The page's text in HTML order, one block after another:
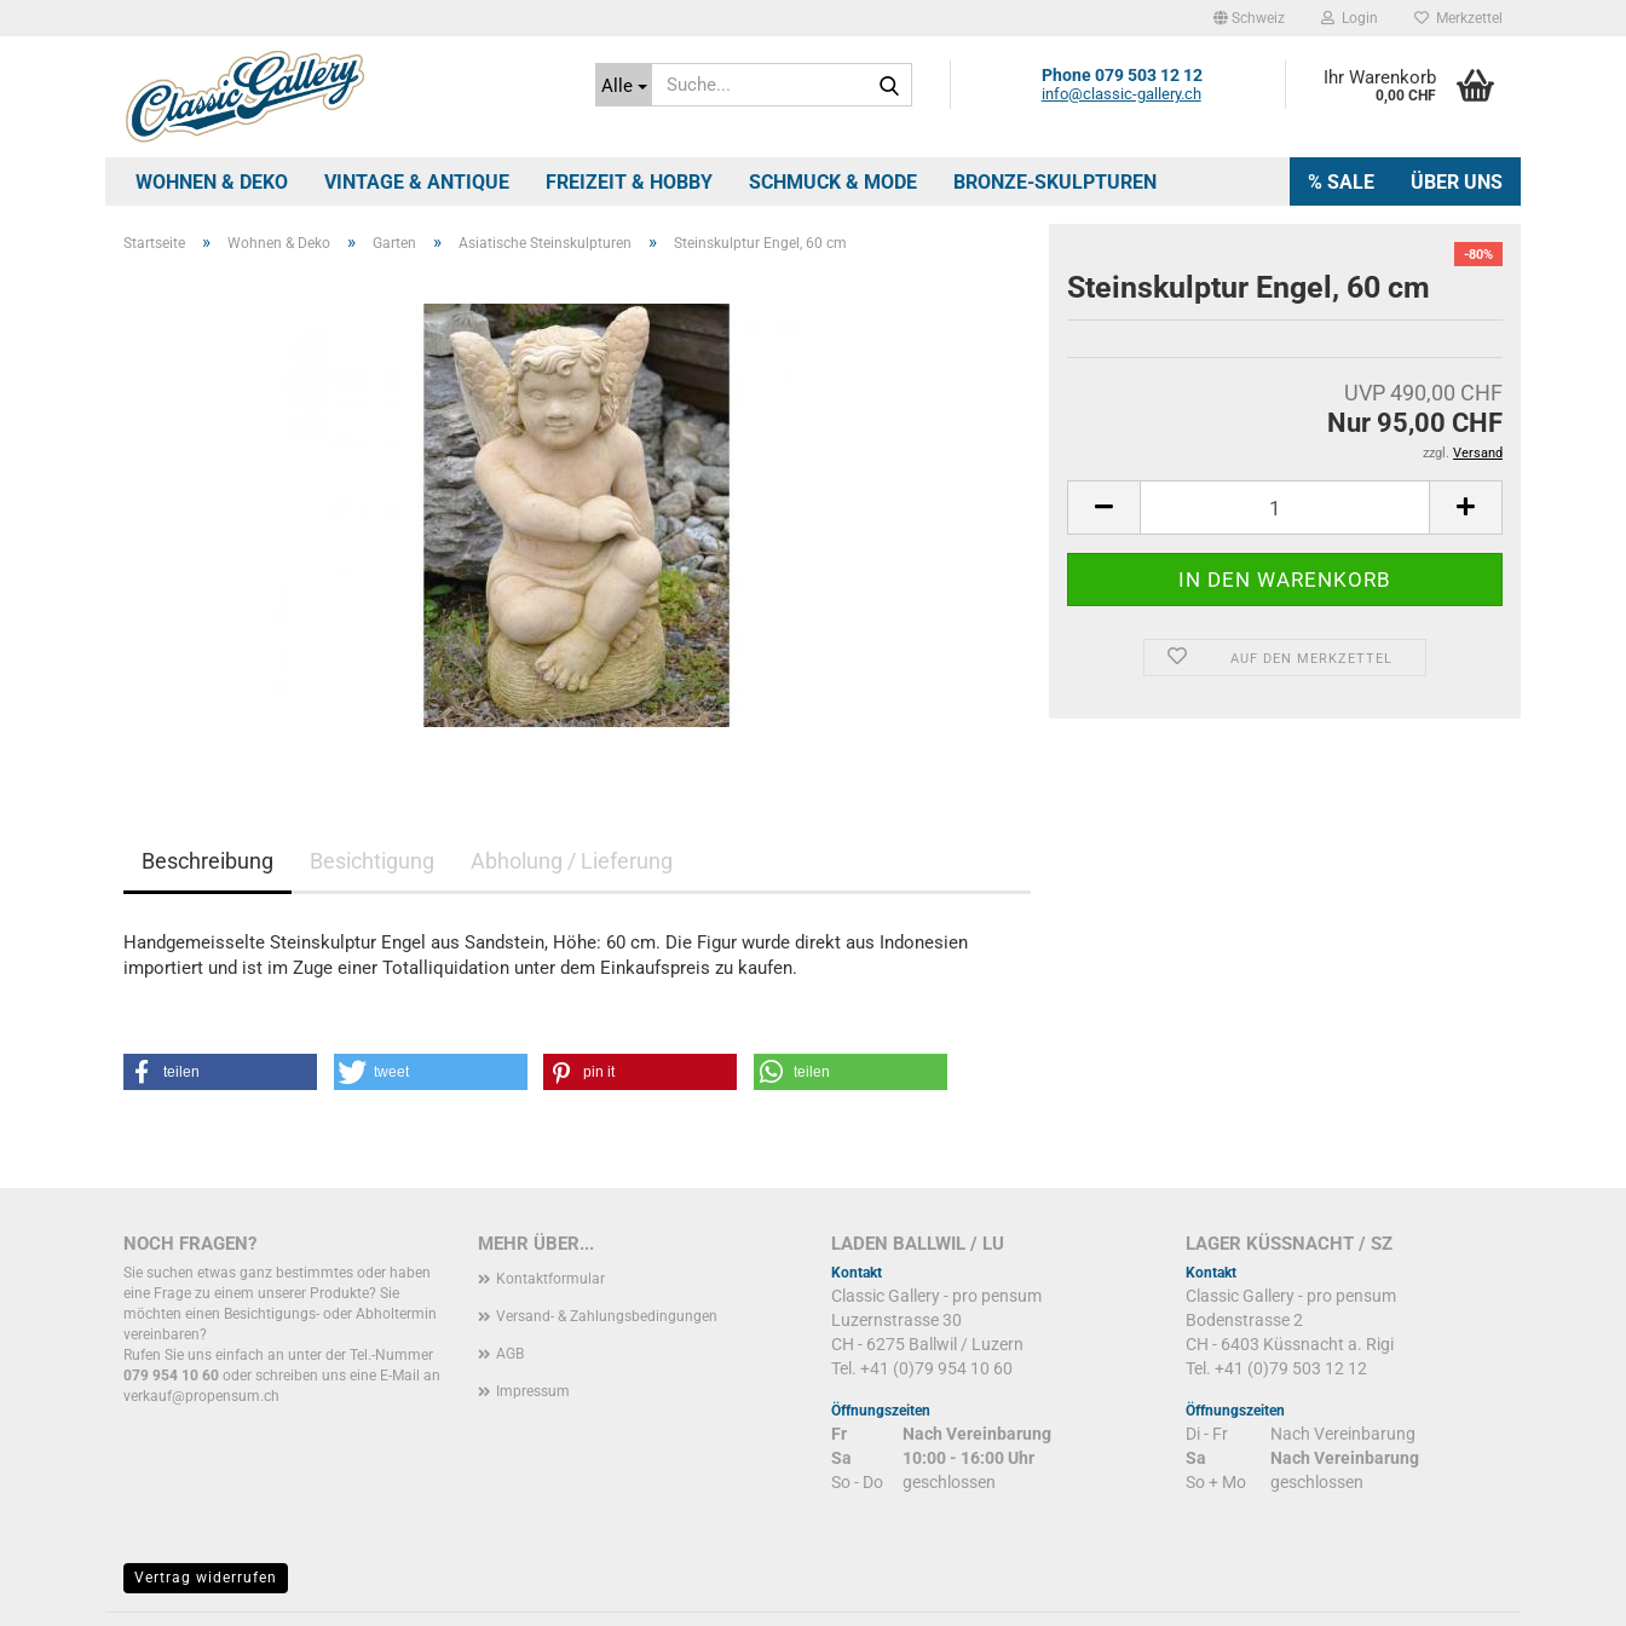
Schweiz Login Merkzettel
Alle Phone 079 503 12 12
info@classic-gallery.ch
Ihr Warenkorb
0,00 CHF
WOHNEN & DEKO VINTAGE & ANTIQUE FREIZEIT & HOBBY SCHMUCK & MODE BRONZE-SKULPTUREN % SALE ÜBER UNS
Startseite » Wohnen & Deko » Garten » Asiatische Steinskulpturen » Steinskulptur Engel, 60 cm
-80%
Steinskulptur Engel, 60 cm
UVP 490,00 CHF
Nur 95,00 CHF
zzgl. Versand
AUF DEN MERKZETTEL
Beschreibung Besichtigung Abholung / Lieferung
Handgemeisselte Steinskulptur Engel aus Sandstein, Höhe: 60 cm. Die Figur wurde direkt aus Indonesien
importiert und ist im Zuge einer Totalliquidation unter dem Einkaufspreis zu kaufen​.
teilen tweet pin it teilen
MEHR ÜBER...
Kontaktformular
Versand- & Zahlungsbedingungen
AGB
Impressum
LADEN BALLWIL / LU
Kontakt
Classic Gallery - pro pensum
Luzernstrasse 30
CH - 6275 Ballwil / Luzern
Tel. +41 (0)79 954 10 60
Öffnungszeiten
Fr
Nach Vereinbarung
Sa
10:00 - 16:00 Uhr
So - Do
geschlossen
LAGER KÜSSNACHT / SZ
Kontakt
Classic Gallery - pro pensum
Bodenstrasse 2
CH - 6403 Küssnacht a. Rigi
Tel. +41 (0)79 503 12 12
Öffnungszeiten
Di - Fr
Nach Vereinbarung
Sa
Nach Vereinbarung
So + Mo
geschlossen
NOCH FRAGEN?
Sie suchen etwas ganz bestimmtes oder haben
eine Frage zu einem unserer Produkte? Sie
möchten einen Besichtigungs- oder Abholtermin
vereinbaren?
Rufen Sie uns einfach an unter der Tel.-Nummer
079 954 10 60 oder schreiben uns eine E-Mail an
verkauf@propensum.ch
Vertrag widerrufen